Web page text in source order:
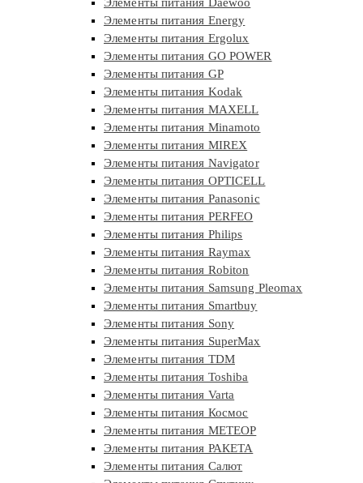
Элементы питания Daewoo
Элементы питания Energy
Элементы питания Ergolux
Элементы питания GO POWER
Элементы питания GP
Элементы питания Kodak
Элементы питания MAXELL
Элементы питания Minamoto
Элементы питания MIREX
Элементы питания Navigator
Элементы питания OPTICELL
Элементы питания Panasonic
Элементы питания PERFEO
Элементы питания Philips
Элементы питания Raymax
Элементы питания Robiton
Элементы питания Samsung Pleomax
Элементы питания Smartbuy
Элементы питания Sony
Элементы питания SuperMax
Элементы питания TDM
Элементы питания Toshiba
Элементы питания Varta
Элементы питания Космос
Элементы питания МЕТЕОР
Элементы питания РАКЕТА
Элементы питания Салют